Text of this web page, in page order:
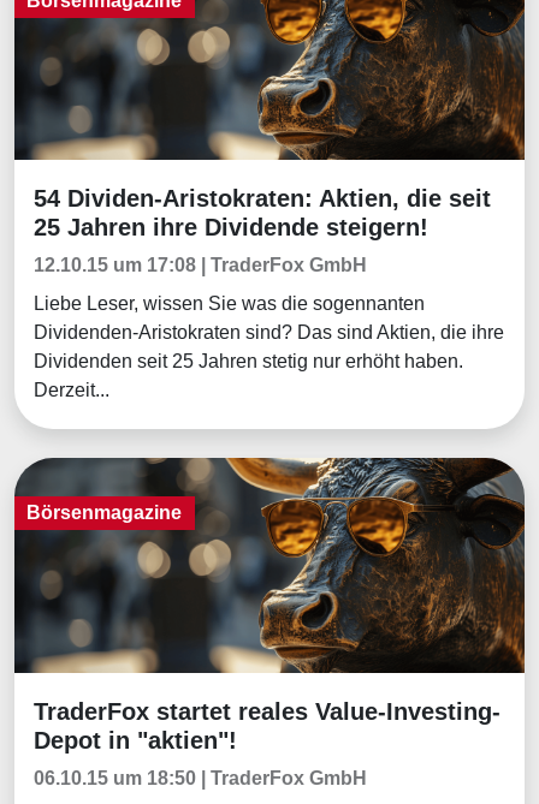
Börsenmagazine
54 Dividen-Aristokraten: Aktien, die seit
25 Jahren ihre Dividende steigern!
12.10.15 um 17:08 | TraderFox GmbH
Liebe Leser, wissen Sie was die sogennanten
Dividenden-Aristokraten sind? Das sind Aktien, die ihre
Dividenden seit 25 Jahren stetig nur erhöht haben.
Derzeit...
Börsenmagazine
Börsenmagazine
TraderFox startet reales Value-Investing-
Depot in "aktien"!
06.10.15 um 18:50 | TraderFox GmbH